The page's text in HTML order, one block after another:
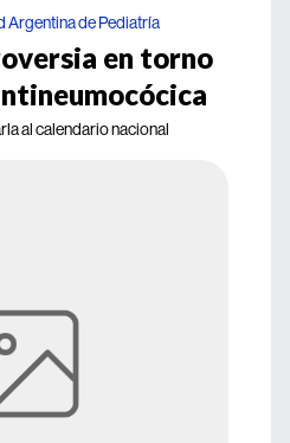
Argentina de Pediatría
en torno
al calendario nacional